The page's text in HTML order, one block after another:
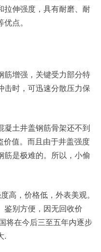
拉伸强度，具有耐磨、耐
点。
增强，关键受力部分特
击时，可迅速分散压力保
土井盖钢筋骨架还不到
价值。而且由于井盖强度
筋是极难的。所以，小偷
，价格低，外表美观。
鉴别方便，因无回收价
将在今后三至五年内逐步
.